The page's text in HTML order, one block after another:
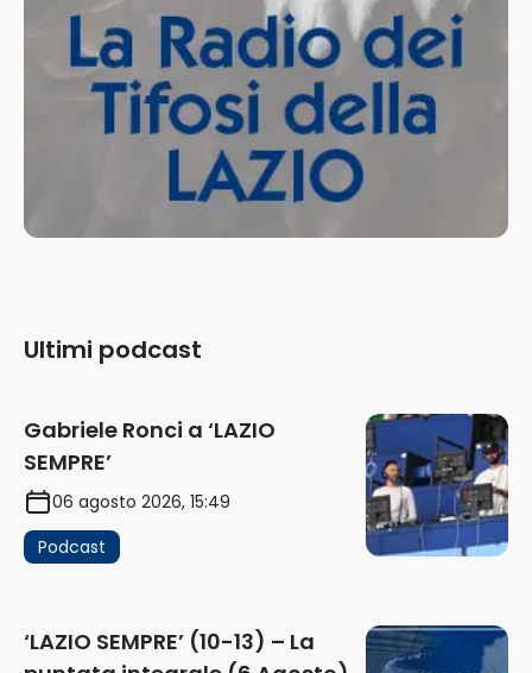
Ultimi podcast
Gabriele Ronci a ‘LAZIO
SEMPRE’
06 agosto 2026, 15:49
Podcast
‘LAZIO SEMPRE’ (10-13) – La